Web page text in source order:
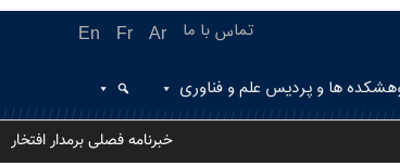
En Fr Ar تماس با ما
ها و پردیس علم و فناوری
خبرنامه فصلی برمدار افتخار